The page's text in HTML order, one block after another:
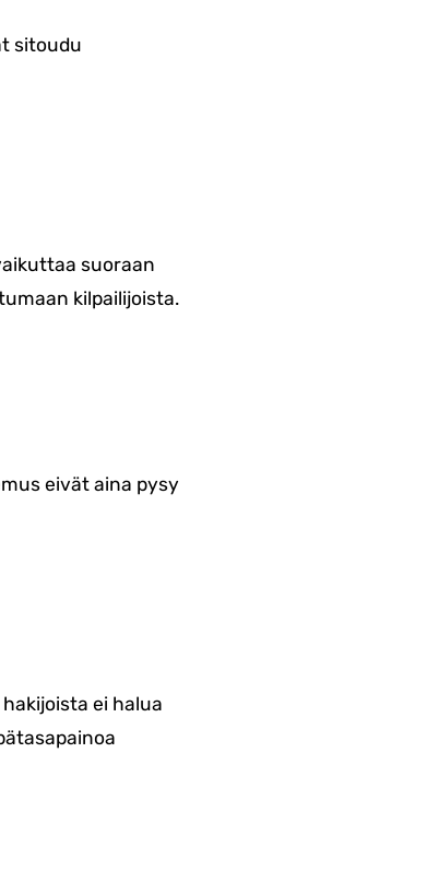
sitoudu
suoraan
kilpailijoista.
eivät aina pysy
ei halua